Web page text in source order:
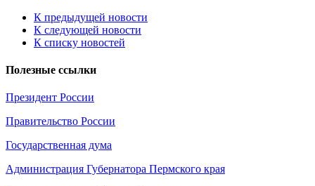
К предыдущей новости
К следующей новости
К списку новостей
Полезные ссылки
Президент России
Правительство России
Государственная дума
Администрация Губернатора Пермского края